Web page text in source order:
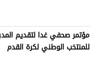
مؤتمر صحفي غدا لتقديم
للمنتخب الوطني لكرة القدم